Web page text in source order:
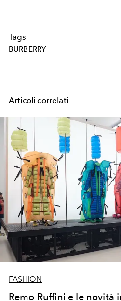
Tags
BURBERRY
Articoli correlati
FASHION
Remo Ruffini e le novità